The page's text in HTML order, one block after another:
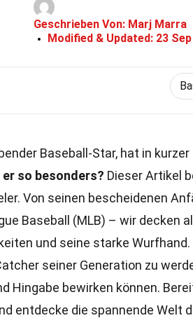
Geschrieben Von: Marj Marra
Modified & Updated: 23
Baseball-Star, hat in
so besonders? Dieser Artikel
Von seinen bescheidenen
Baseball (MLB) – wir decken
und seine starke
seiner Generation zu
Hingabe bewirken können.
entdecke die spannende Welt